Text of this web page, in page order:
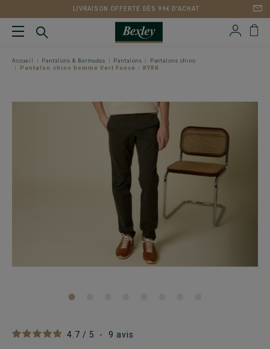
LIVRAISON OFFERTE DÈS 99€ D'ACHAT
Accueil Pantalons & Bermudas Pantalons
Pantalons chino
Pantalon chino homme Vert Foncé - KYRK
4.7 / 5 - 9 avis